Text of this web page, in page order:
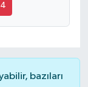
bazıları